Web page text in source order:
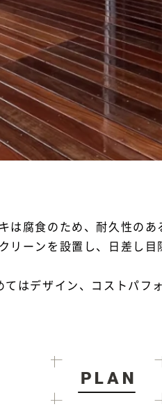
は腐食のため、耐久性の
リーンを設置し、日差し目
はデザイン、コストパフ